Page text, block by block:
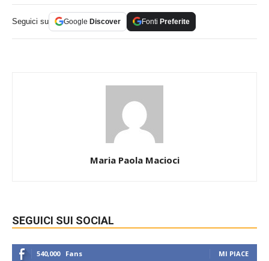
Seguici su Google Discover Fonti Preferite
Maria Paola Macioci
SEGUICI SUI SOCIAL
540,000 Fans MI PIACE